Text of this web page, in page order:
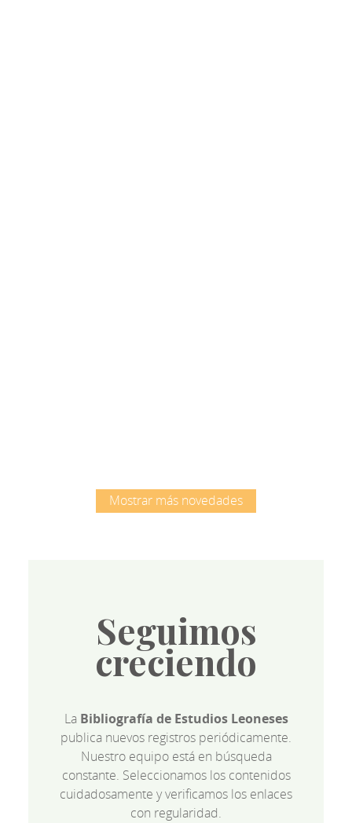
Mostrar más novedades
Seguimos
creciendo
La Bibliografía de Estudios Leoneses
publica nuevos registros periódicamente.
Nuestro equipo está en búsqueda
constante. Seleccionamos los contenidos
cuidadosamente y verificamos los enlaces
con regularidad.